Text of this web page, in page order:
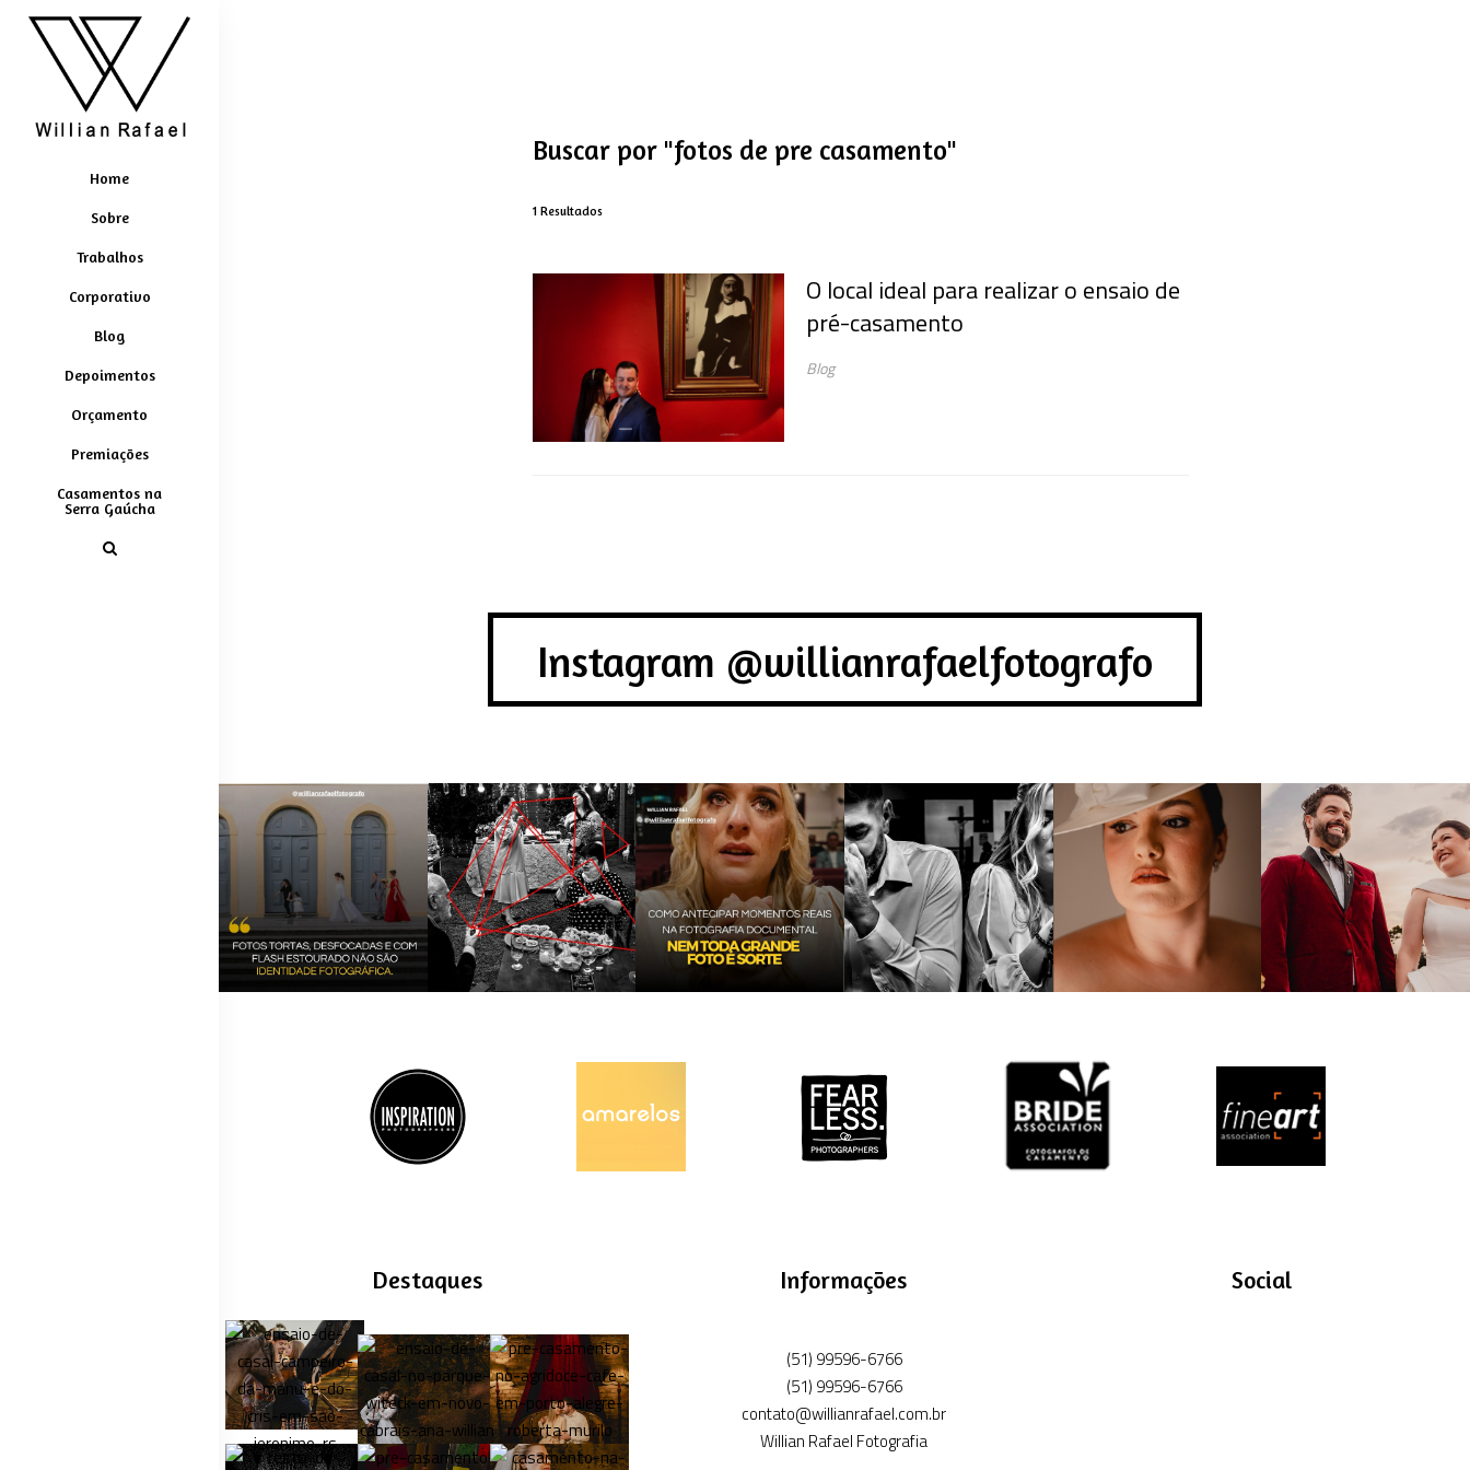
Home
Sobre
Trabalhos
Corporativo
Blog
Depoimentos
Orçamento
Premiações
Casamentos na
Serra Gaúcha
Buscar por "fotos de pre casamento"
1 Resultados
O local ideal para realizar o ensaio de
pré-casamento
Blog
Instagram @willianrafaelfotografo
Destaques Informações
(51) 99596-6766
(51) 99596-6766
contato@willianrafael.com.br
Willian Rafael Fotografia
Social